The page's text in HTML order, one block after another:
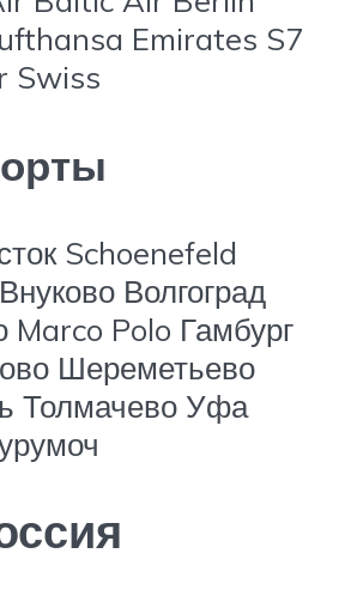
Emirates S7
Swiss
Schoenefeld
Волгоград
Marco Polo Гамбург
Шереметьево
Толмачево Уфа